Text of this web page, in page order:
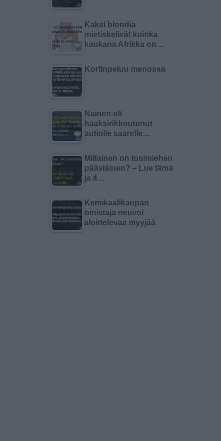
Kaksi blondia
mietiskelivät kuinka
kaukana Afrikka on…
Kortinpeluu menossa
Nainen oli
haaksirikkoutunut
autiolle saarelle…
Millainen on tosimiehen
pääsiäinen? – Lue tämä
ja 4…
Kemikaalikaupan
omistaja neuvoi
aloittelevaa myyjää